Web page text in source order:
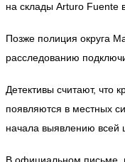
на склады Arturo Fuente
Позже полиция округа
расследованию
Детективы считают, что
появляются в местных
начала выявлению всей